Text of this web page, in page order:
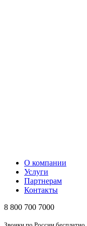
О компании
Услуги
Партнерам
Контакты
8 800 700 7000